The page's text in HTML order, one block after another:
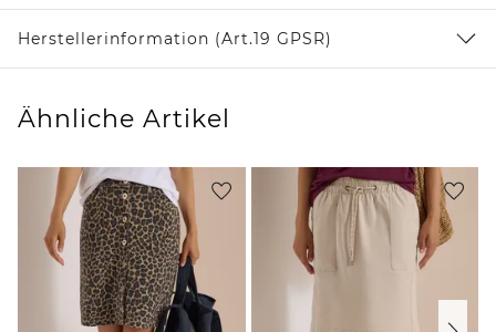
Herstellerinformation (Art.19 GPSR)
Ähnliche Artikel